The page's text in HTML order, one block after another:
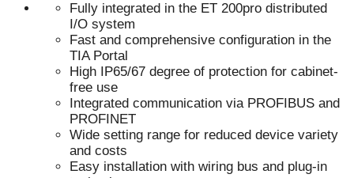
Fully integrated in the ET 200pro distributed
I/O system
Fast and comprehensive configuration in the
TIA Portal
High IP65/67 degree of protection for cabinet-
free use
Integrated communication via PROFIBUS and
PROFINET
Wide setting range for reduced device variety
and costs
Easy installation with wiring bus and plug-in